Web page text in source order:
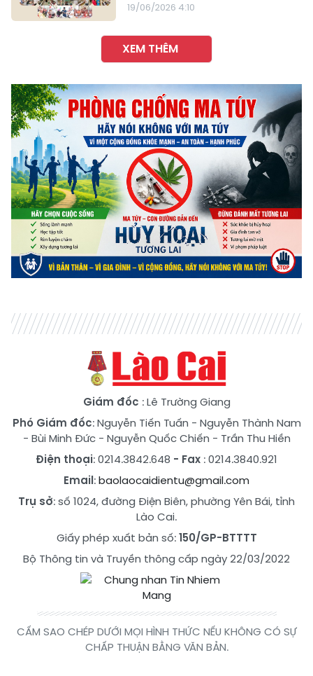
19/06/2026 4:10
XEM THÊM
Giám đốc : Lê Trường Giang
Phó Giám đốc:Nguyễn Tiến Tuấn - Nguyễn Thành Nam
- Bùi Minh Đức- Nguyễn Quốc Chiến - Trần Thu Hiền
Điện thoại: 0214.3842.648 - Fax : 0214.3840.921
Email:baolaocaidientu@gmail.com
Trụ sở: số 1024, đường Điện Biên, phường Yên Bái, tỉnh
Lào Cai.
Giấy phép xuất bản số:150/GP-BTTTT
Bộ Thông tin và Truyền thông cấp ngày 22/03/2022
CẤM SAO CHÉP DƯỚI MỌI HÌNH THỨC NẾU KHÔNG CÓ SỰ
CHẤP THUẬN BẰNG VĂN BẢN.